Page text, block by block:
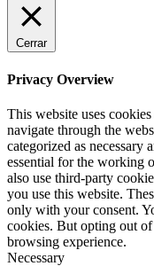
Cerrar
Privacy Overview
This website uses
navigate through the
categorized as necessary
essential for the working
also use third-party
you use this website.
only with your consent.
cookies. But opting out
browsing experience.
Necessary